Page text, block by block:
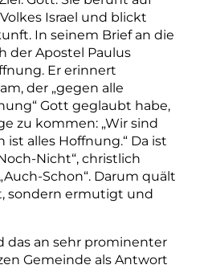
Israel und blickt
In seinem Brief an die
der Apostel Paulus
Er erinnert
der „gegen alle
Gott geglaubt habe,
zu kommen: „Wir sind
alles Hoffnung.“ Da ist
Nicht“, christlich
Schon“. Darum quält
sondern ermutigt und
das an sehr prominenter
Gemeinde als Antwort